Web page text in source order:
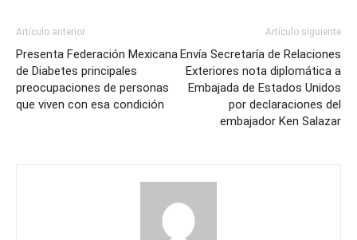
Artículo anterior
Presenta Federación Mexicana
de Diabetes principales
preocupaciones de personas
que viven con esa condición
Artículo siguiente
Envía Secretaría de Relaciones
Exteriores nota diplomática a
Embajada de Estados Unidos
por declaraciones del
embajador Ken Salazar